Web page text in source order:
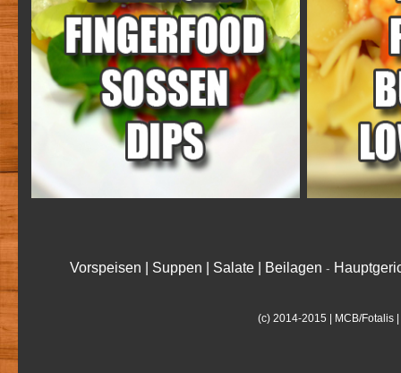
Vorspeisen | Suppen | Salate | Beilagen -
(c) 2014-2015 | MCB/Fotalis